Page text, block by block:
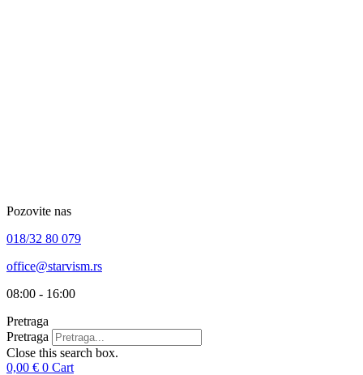
Pozovite nas
018/32 80 079
office@starvism.rs
08:00 - 16:00
Pretraga
Pretraga
Close this search box.
0,00 € 0 Cart